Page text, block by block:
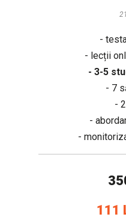
-
- lecții
- 3-5
- 7
-
-
-
111